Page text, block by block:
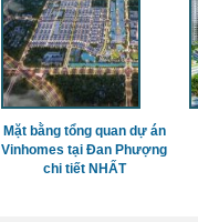
Mặt bằng tổng quan dự án
Vinhomes tại Đan Phượng
chi tiết NHẤT